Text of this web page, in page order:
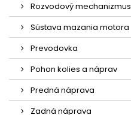
Rozvodový mechanizmus
Sústava mazania motora
Prevodovka
Pohon kolies a náprav
Predná náprava
Zadná náprava